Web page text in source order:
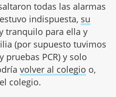
todas las alarmas
indispuesta, su
tranquilo para ella y
(por supuesto tuvimos
pruebas PCR) y solo
volver al colegio o,
colegio.